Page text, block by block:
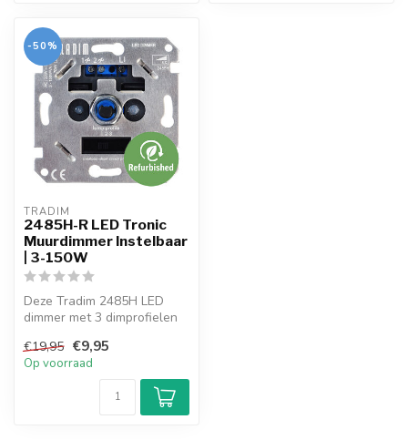
-50%
TRADIM
2485H-R LED Tronic
Muurdimmer Instelbaar
| 3-150W
Deze Tradim 2485H LED
dimmer met 3 dimprofielen
gloeila...
€19,95 €9,95
Op voorraad